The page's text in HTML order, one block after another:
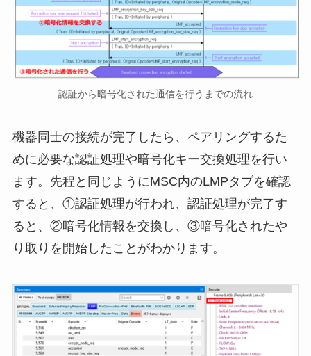
認証から暗号化された通信を行うまでの流れ
機器同士の接続が完了したら、ペアリングするた
めに必要な認証処理や暗号化キー交換処理を行い
ます。先程と同じようにMSC内のLMPタブを確認
すると、①認証処理が行われ、認証処理が完了す
ると、②暗号化情報を交換し、③暗号化されたや
り取りを開始したことがわかります。